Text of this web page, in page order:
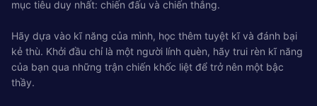
mục tiêu duy nhất: chiến đấu và chiến thắng.
Hãy dựa vào kĩ năng của mình, học thêm tuyệt kĩ và đánh bại
kẻ thù. Khởi đầu chỉ là một người lính quèn, hãy trui rèn kĩ năng
của bạn qua những trận chiến khốc liệt để trở nên một bậc
thầy.